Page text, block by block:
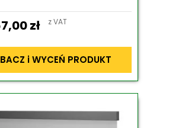
zł z VAT
i WYCEŃ PRODUKT